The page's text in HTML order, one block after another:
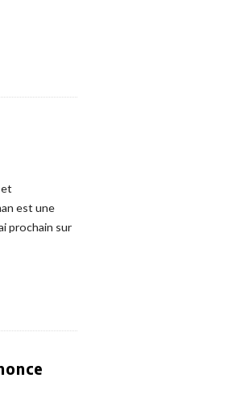
et
est une
prochain sur